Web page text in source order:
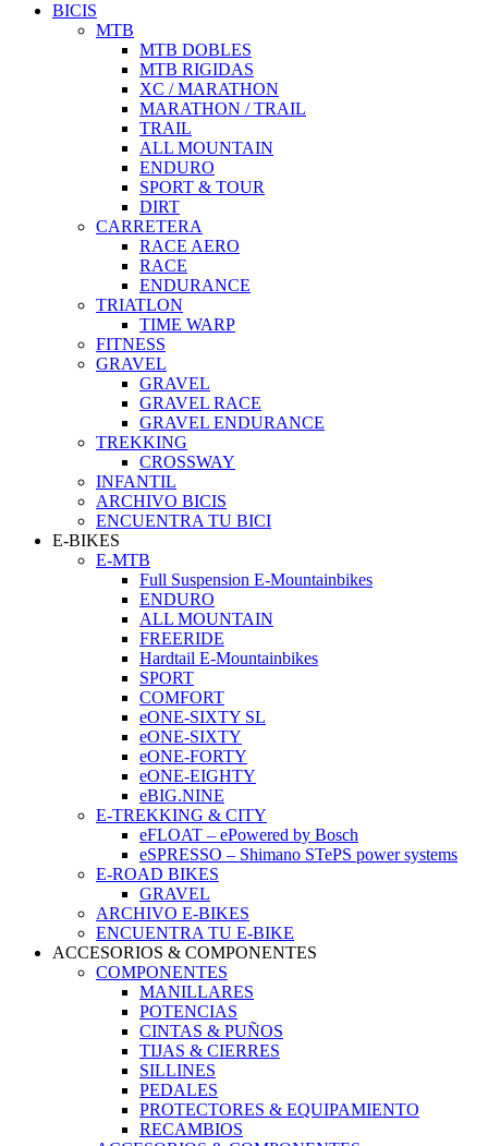
BICIS
MTB
MTB DOBLES
MTB RIGIDAS
XC / MARATHON
MARATHON / TRAIL
TRAIL
ALL MOUNTAIN
ENDURO
SPORT & TOUR
DIRT
CARRETERA
RACE AERO
RACE
ENDURANCE
TRIATLON
TIME WARP
FITNESS
GRAVEL
GRAVEL
GRAVEL RACE
GRAVEL ENDURANCE
TREKKING
CROSSWAY
INFANTIL
ARCHIVO BICIS
ENCUENTRA TU BICI
E-BIKES
E-MTB
Full Suspension E-Mountainbikes
ENDURO
ALL MOUNTAIN
FREERIDE
Hardtail E-Mountainbikes
SPORT
COMFORT
eONE-SIXTY SL
eONE-SIXTY
eONE-FORTY
eONE-EIGHTY
eBIG.NINE
E-TREKKING & CITY
eFLOAT – ePowered by Bosch
eSPRESSO – Shimano STePS power systems
E-ROAD BIKES
GRAVEL
ARCHIVO E-BIKES
ENCUENTRA TU E-BIKE
ACCESORIOS & COMPONENTES
COMPONENTES
MANILLARES
POTENCIAS
CINTAS & PUÑOS
TIJAS & CIERRES
SILLINES
PEDALES
PROTECTORES & EQUIPAMIENTO
RECAMBIOS